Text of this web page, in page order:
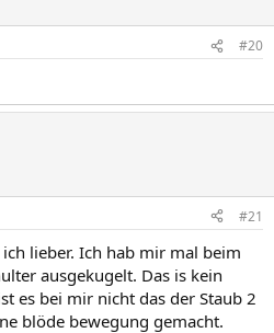
#20
#21
lieber. Ich hab mir mal beim
ausgekugelt. Das is kein
es bei mir nicht das der Staub 2
blöde bewegung gemacht.